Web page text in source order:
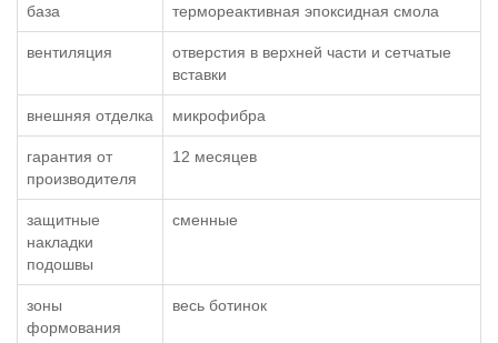
база термореактивная эпоксидная смола
вентиляция
отверстия в верхней части и сетчатые
вставки
внешняя отделка микрофибра
гарантия от
производителя
12 месяцев
защитные
накладки
подошвы
сменные
зоны
формования
весь ботинок